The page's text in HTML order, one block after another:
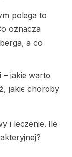
polega to
oznacza
a co
– jakie warto
jakie choroby
i leczenie. Ile